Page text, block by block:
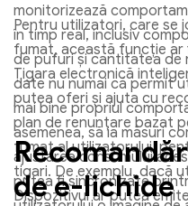
monitorizează
în timp real, inclusiv
de pufuri și cantitatea de
date nu numai că permit
mai bine propriul
asemenea, să ia măsuri
ajustarea consumului
putea fi sincronizate
Pentru utilizatori, care se
fumat, această funcție ar
Țigara electronică
putea oferi și ajuta cu
plan de renunțare bazat
fumat al utilizatorului,
tigari. De exemplu, dacă
Dispozitivul ar putea
de e-lichide